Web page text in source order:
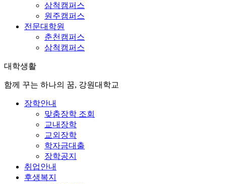
삼척캠퍼스
원주캠퍼스
전문대학원
춘천캠퍼스
삼척캠퍼스
대학생활
함께 꾸는 하나의 꿈, 강원대학교
장학안내
맞춤장학 조회
교내장학
교외장학
학자금대출
장학공지
취업안내
후생복지